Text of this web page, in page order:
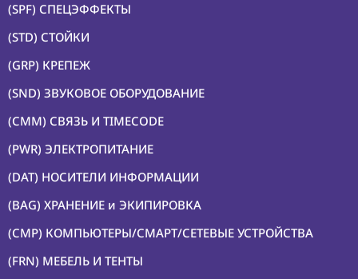
(SPF) СПЕЦЭФФЕКТЫ
(STD) СТОЙКИ
(GRP) КРЕПЕЖ
(SND) ЗВУКОВОЕ ОБОРУДОВАНИЕ
(CMM) СВЯЗЬ И TIMECODE
(PWR) ЭЛЕКТРОПИТАНИЕ
(DAT) НОСИТЕЛИ ИНФОРМАЦИИ
(BAG) ХРАНЕНИЕ и ЭКИПИРОВКА
(CMP) КОМПЬЮТЕРЫ/СМАРТ/СЕТЕВЫЕ УСТРОЙСТВА
(FRN) МЕБЕЛЬ И ТЕНТЫ